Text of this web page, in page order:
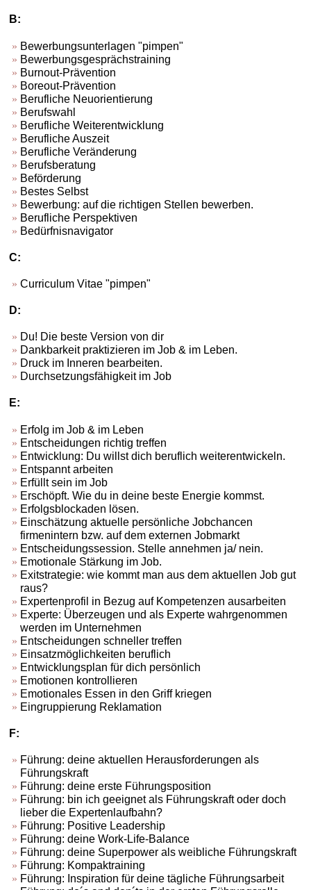
B:
Bewerbungsunterlagen "pimpen"
Bewerbungsgesprächstraining
Burnout-Prävention
Boreout-Prävention
Berufliche Neuorientierung
Berufswahl
Berufliche Weiterentwicklung
Berufliche Auszeit
Berufliche Veränderung
Berufsberatung
Beförderung
Bestes Selbst
Bewerbung: auf die richtigen Stellen bewerben.
Berufliche Perspektiven
Bedürfnisnavigator
C:
Curriculum Vitae "pimpen"
D:
Du! Die beste Version von dir
Dankbarkeit praktizieren im Job & im Leben.
Druck im Inneren bearbeiten.
Durchsetzungsfähigkeit im Job
E:
Erfolg im Job & im Leben
Entscheidungen richtig treffen
Entwicklung: Du willst dich beruflich weiterentwickeln.
Entspannt arbeiten
Erfüllt sein im Job
Erschöpft. Wie du in deine beste Energie kommst.
Erfolgsblockaden lösen.
Einschätzung aktuelle persönliche Jobchancen
firmenintern bzw. auf dem externen Jobmarkt
Entscheidungssession. Stelle annehmen ja/ nein.
Emotionale Stärkung im Job.
Exitstrategie: wie kommt man aus dem aktuellen Job gut
raus?
Expertenprofil in Bezug auf Kompetenzen ausarbeiten
Experte: Überzeugen und als Experte wahrgenommen
werden im Unternehmen
Entscheidungen schneller treffen
Einsatzmöglichkeiten beruflich
Entwicklungsplan für dich persönlich
Emotionen kontrollieren
Emotionales Essen in den Griff kriegen
Eingruppierung Reklamation
F:
Führung: deine aktuellen Herausforderungen als
Führungskraft
Führung: deine erste Führungsposition
Führung: bin ich geeignet als Führungskraft oder doch
lieber die Expertenlaufbahn?
Führung: Positive Leadership
Führung: deine Work-Life-Balance
Führung: deine Superpower als weibliche Führungskraft
Führung: Kompaktraining
Führung: Inspiration für deine tägliche Führungsarbeit